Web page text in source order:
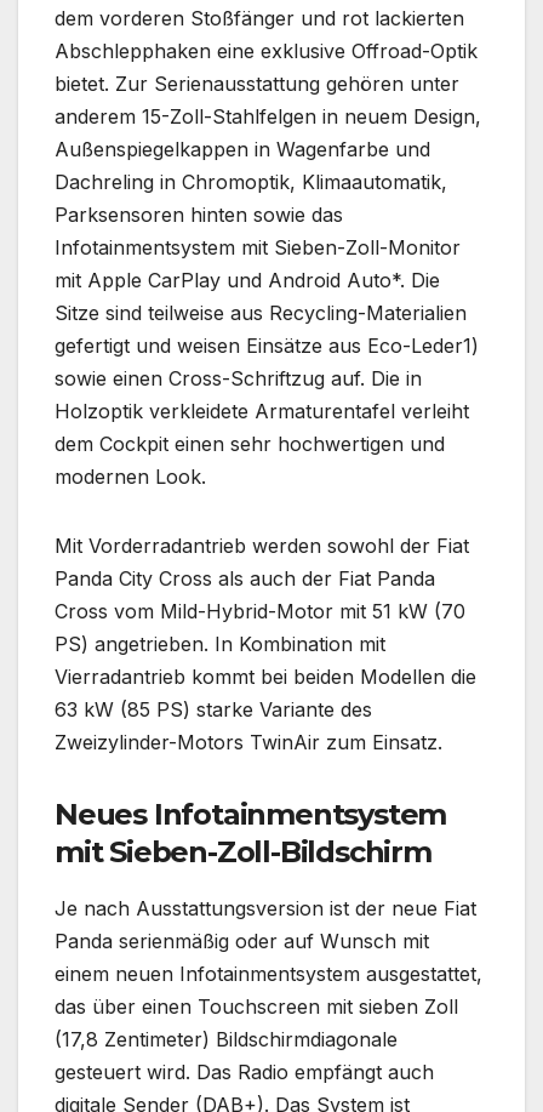
dem vorderen Stoßfänger und rot lackierten
Abschlepphaken eine exklusive Offroad-Optik
bietet. Zur Serienausstattung gehören unter
anderem 15-Zoll-Stahlfelgen in neuem Design,
Außenspiegelkappen in Wagenfarbe und
Dachreling in Chromoptik, Klimaautomatik,
Parksensoren hinten sowie das
Infotainmentsystem mit Sieben-Zoll-Monitor
mit Apple CarPlay und Android Auto*. Die
Sitze sind teilweise aus Recycling-Materialien
gefertigt und weisen Einsätze aus Eco-Leder1)
sowie einen Cross-Schriftzug auf. Die in
Holzoptik verkleidete Armaturentafel verleiht
dem Cockpit einen sehr hochwertigen und
modernen Look.
Mit Vorderradantrieb werden sowohl der Fiat
Panda City Cross als auch der Fiat Panda
Cross vom Mild-Hybrid-Motor mit 51 kW (70
PS) angetrieben. In Kombination mit
Vierradantrieb kommt bei beiden Modellen die
63 kW (85 PS) starke Variante des
Zweizylinder-Motors TwinAir zum Einsatz.
Neues Infotainmentsystem
mit Sieben-Zoll-Bildschirm
Je nach Ausstattungsversion ist der neue Fiat
Panda serienmäßig oder auf Wunsch mit
einem neuen Infotainmentsystem ausgestattet,
das über einen Touchscreen mit sieben Zoll
(17,8 Zentimeter) Bildschirmdiagonale
gesteuert wird. Das Radio empfängt auch
digitale Sender (DAB+). Das System ist